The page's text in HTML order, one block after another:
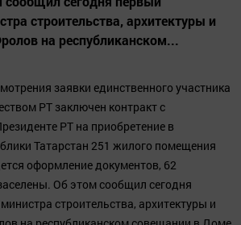
строительства, архитектуры и
на республиканском...
заявки единственного участника
РТ заключен контракт с
РТ на приобретение в
Татарстан 251 жилого помещения
оформление документов, 62
Об этом сообщил сегодня
строительства, архитектуры и